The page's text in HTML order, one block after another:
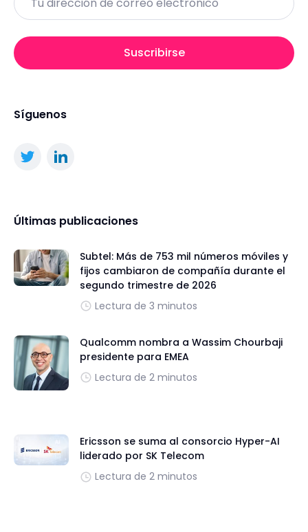
Suscribirse
Síguenos
Últimas publicaciones
Subtel: Más de 753 mil números móviles y
fijos cambiaron de compañía durante el
segundo trimestre de 2026
Lectura de 3 minutos
Qualcomm nombra a Wassim Chourbaji
presidente para EMEA
Lectura de 2 minutos
Ericsson se suma al consorcio Hyper-AI
liderado por SK Telecom
Lectura de 2 minutos